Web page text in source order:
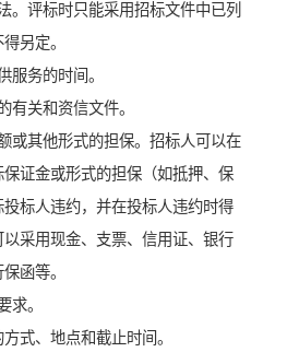
。评标时只能采用招标文件中已列
另定。
服务的时间。
有关和资信文件。
或其他形式的担保。招标人可以在
证金或形式的担保（如抵押、保
标人违约，并在投标人违约时得
采用现金、支票、信用证、银行
函等。
求。
式、地点和截止时间。